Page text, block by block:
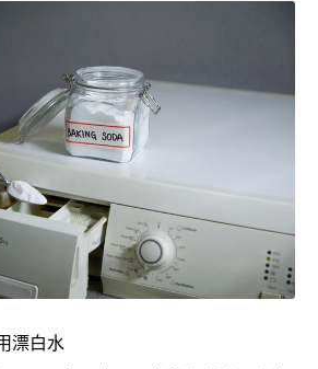
漂白水